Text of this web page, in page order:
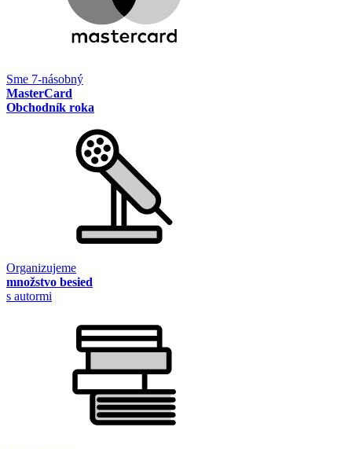
Sme 7-násobný
MasterCard
Obchodník roka
Organizujeme
množstvo besied
s autormi